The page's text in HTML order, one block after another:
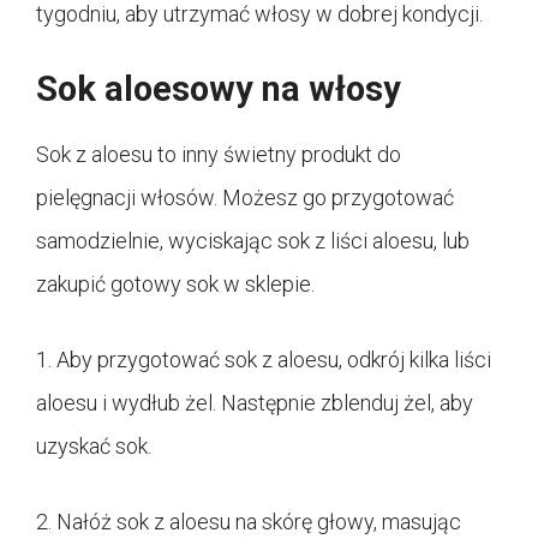
tygodniu, aby utrzymać włosy w dobrej kondycji.
Sok aloesowy na włosy
Sok z aloesu to inny świetny produkt do
pielęgnacji włosów. Możesz go przygotować
samodzielnie, wyciskając sok z liści aloesu, lub
zakupić gotowy sok w sklepie.
1. Aby przygotować sok z aloesu, odkrój kilka liści
aloesu i wydłub żel. Następnie zblenduj żel, aby
uzyskać sok.
2. Nałóż sok z aloesu na skórę głowy, masując